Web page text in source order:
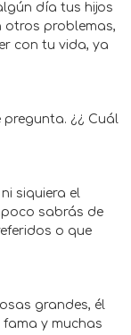
día tus hijos
otros problemas,
con tu vida, ya
pregunta. ¿¿ Cuál
siquiera el
sabrás de
o que
grandes, él
y muchas